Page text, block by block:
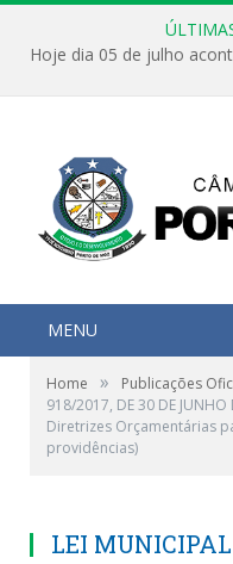
MENU
Home » Publicações
918/2017, DE 30 DE
Diretrizes Orçamentárias
providências)
LEI MUNICIPAL